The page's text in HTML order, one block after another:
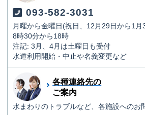
093-582-3031
月曜から金曜日(祝日、12月29日から1月
8時30分から18時
注記: 3月、4月は土曜日も受付
水道利用開始・中止や名義変更など
各種連絡先の
ご案内
水まわりのトラブルなど、各施設へのお